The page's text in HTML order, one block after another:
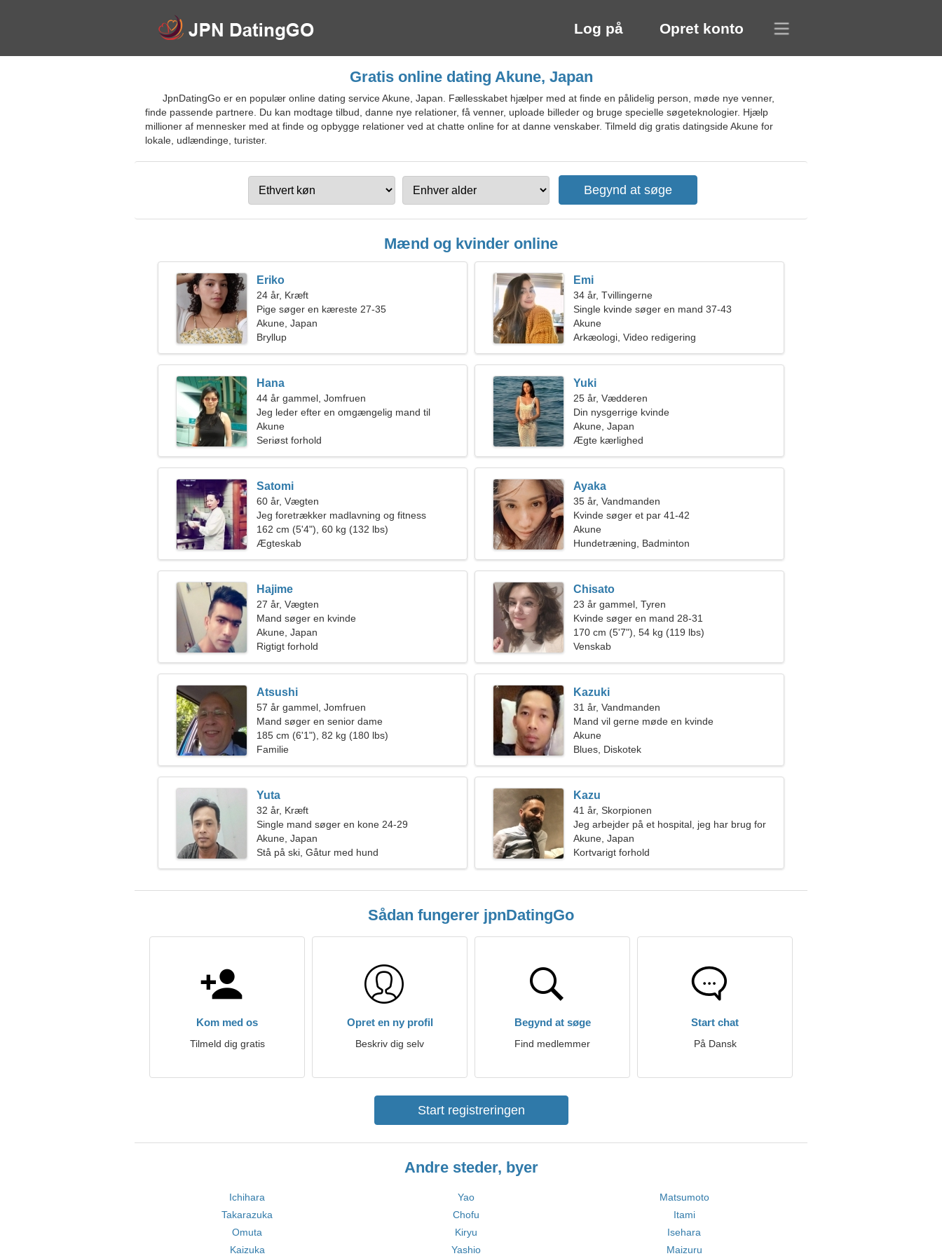
Log på Opret konto
Gratis online dating Akune, Japan
JpnDatingGo er en populær online dating service Akune, Japan. Fællesskabet hjælper med at finde en pålidelig person, møde nye venner,
finde passende partnere. Du kan modtage tilbud, danne nye relationer, få venner, uploade billeder og bruge specielle søgeteknologier. Hjælp
millioner af mennesker med at finde og opbygge relationer ved at chatte online for at danne venskaber. Tilmeld dig gratis datingside Akune for
lokale, udlændinge, turister.
Mænd og kvinder online
Eriko
24 år, Kræft
Pige søger en kæreste 27-35
Akune, Japan
Bryllup
Emi
34 år, Tvillingerne
Single kvinde søger en mand 37-43
Akune
Arkæologi, Video redigering
Hana
44 år gammel, Jomfruen
Jeg leder efter en omgængelig mand til
romantik
Akune
Seriøst forhold
Yuki
25 år, Vædderen
Din nysgerrige kvinde
Akune, Japan
Ægte kærlighed
Satomi
60 år, Vægten
Jeg foretrækker madlavning og fitness
162 cm (5'4"), 60 kg (132 lbs)
Ægteskab
Ayaka
35 år, Vandmanden
Kvinde søger et par 41-42
Akune
Hundetræning, Badminton
Hajime
27 år, Vægten
Mand søger en kvinde
Akune, Japan
Rigtigt forhold
Chisato
23 år gammel, Tyren
Kvinde søger en mand 28-31
170 cm (5'7"), 54 kg (119 lbs)
Venskab
Atsushi
57 år gammel, Jomfruen
Mand søger en senior dame
185 cm (6'1"), 82 kg (180 lbs)
Familie
Kazuki
31 år, Vandmanden
Mand vil gerne møde en kvinde
Akune
Blues, Diskotek
Yuta
32 år, Kræft
Single mand søger en kone 24-29
Akune, Japan
Stå på ski, Gåtur med hund
Kazu
41 år, Skorpionen
Jeg arbejder på et hospital, jeg har brug for
en sensuel kvinde
Akune, Japan
Kortvarigt forhold
Sådan fungerer jpnDatingGo
Kom med os
Tilmeld dig gratis
Opret en ny profil
Beskriv dig selv
Begynd at søge
Find medlemmer
Start chat
På Dansk
Start registreringen
Andre steder, byer
Ichihara Yao
Matsumoto
Takarazuka
Chofu
Itami
Omuta
Kiryu
Isehara
Kaizuka
Yashio Maizuru